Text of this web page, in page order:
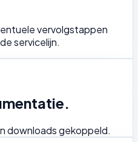
vervolgstappen
servicelijn.
downloads gekoppeld.